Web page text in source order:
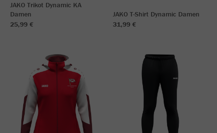
JAKO Trikot Dynamic KA
Damen
25,99 €
JAKO T-Shirt Dynamic Damen
31,99 €